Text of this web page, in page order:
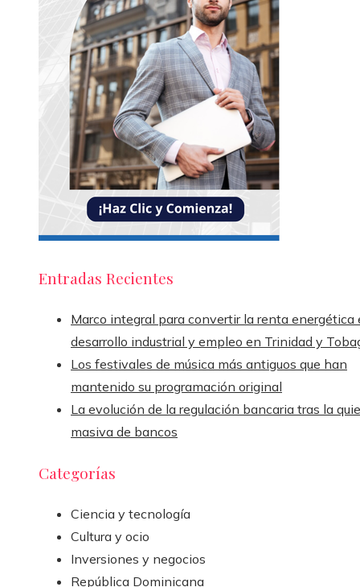
Entradas Recientes
Marco integral para convertir la renta energética
desarrollo industrial y empleo en Trinidad y
Los festivales de música más antiguos que han
mantenido su programación original
La evolución de la regulación bancaria tras la
masiva de bancos
Categorías
Ciencia y tecnología
Cultura y ocio
Inversiones y negocios
República Dominicana